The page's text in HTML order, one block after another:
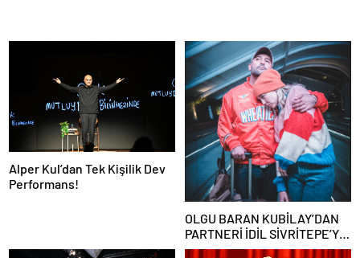
Alper Kul’dan Tek Kişilik Dev
Performans!
OLGU BARAN KUBİLAY’DAN
PARTNERİ İDİL SİVRİTEPE’YE
ÖVGÜ DOLU SÖZLER!